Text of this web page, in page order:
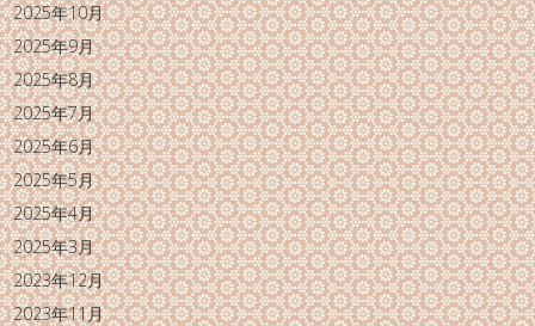
2025年10月
2025年9月
2025年8月
2025年7月
2025年6月
2025年5月
2025年4月
2025年3月
2023年12月
2023年11月